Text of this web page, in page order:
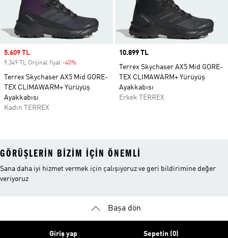
Sale price
5.609 TL
9.349 TL Orijinal fiyat -40%
Terrex Skychaser AX5 Mid GORE-
TEX CLIMAWARM+ Yürüyüş
Ayakkabısı
Kadın TERREX
Price
10.899 TL
Terrex Skychaser AX5 Mid GORE-
TEX CLIMAWARM+ Yürüyüş
Ayakkabısı
Erkek TERREX
GÖRÜŞLERIN BIZIM IÇIN ÖNEMLI
Sana daha iyi hizmet vermek için çalışıyoruz ve geri bildirimine değer
veriyoruz
Başa dön
Giriş yap Sepetin (0)